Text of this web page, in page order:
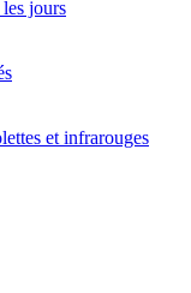
jours
et infrarouges